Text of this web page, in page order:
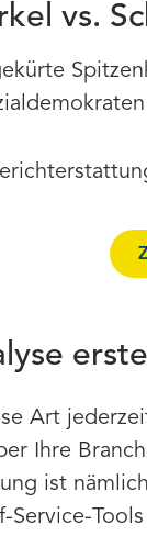
vs.
Art
Ihre
ist
Service-